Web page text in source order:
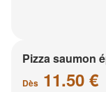
Pizza saumon
Dès 11.50 €